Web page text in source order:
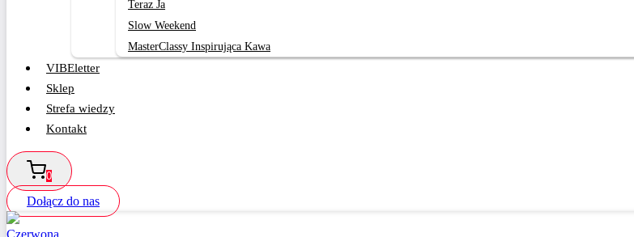
Teraz Ja
Slow Weekend
MasterClassy Inspirująca Kawa
VIBEletter
Sklep
Strefa wiedzy
Kontakt
0
Dołącz do nas